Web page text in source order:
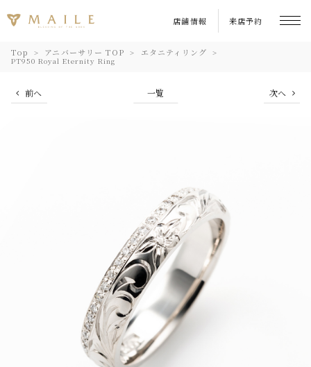
店舗情報 来店予約
Top アニバーサリー TOP エタニティリング
PT950 Royal Eternity Ring
前へ 一覧 次へ